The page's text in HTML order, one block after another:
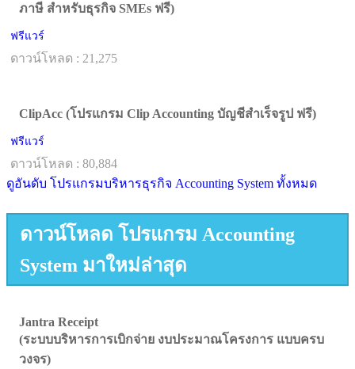
ภาษี สำหรับธุรกิจ SMEs ฟรี)
ฟรีแวร์
ดาวน์โหลด : 21,275
ClipAcc (โปรแกรม Clip Accounting บัญชีสำเร็จรูป ฟรี)
ฟรีแวร์
ดาวน์โหลด : 80,884
ดูอันดับ โปรแกรมบริหารธุรกิจ Accounting System ทั้งหมด
ดาวน์โหลด โปรแกรม Accounting
System มาใหม่ล่าสุด
Jantra Receipt
(ระบบบริหารการเบิกจ่าย งบประมาณโครงการ แบบครบ
วงจร)